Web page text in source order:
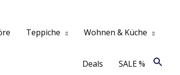
Teppiche Wohnen & Küche
Deals SALE %